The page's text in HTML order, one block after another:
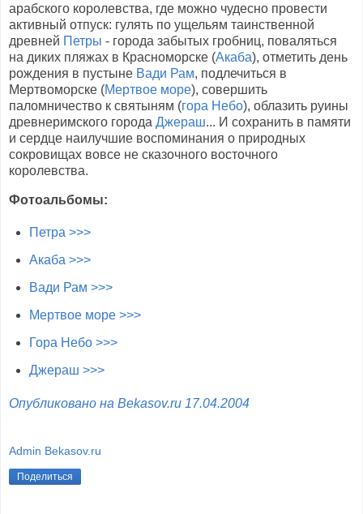
арабского королевства, где можно чудесно провести
активный отпуск: гулять по ущельям таинственной
древней Петры - города забытых гробниц, поваляться
на диких пляжах в Красноморске (Акаба), отметить день
рождения в пустыне Вади Рам, подлечиться в
Мертвоморске (Мертвое море), совершить
паломничество к святыням (гора Небо), облазить руины
древнеримского города Джераш... И сохранить в памяти
и сердце наилучшие воспоминания о природных
сокровищах вовсе не сказочного восточного
королевства.
Фотоальбомы:
Петра >>>
Акаба >>>
Вади Рам >>>
Мертвое море >>>
Гора Небо >>>
Джераш >>>
Опубликовано на Bekasov.ru 17.04.2004
Admin Bekasov.ru
Поделиться